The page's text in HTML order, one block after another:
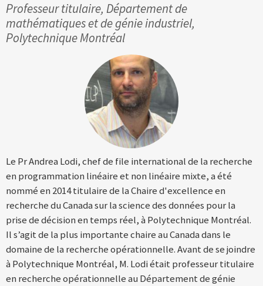
Professeur titulaire, Département de
mathématiques et de génie industriel,
Polytechnique Montréal
Le Pr Andrea Lodi, chef de file international de la recherche
en programmation linéaire et non linéaire mixte, a été
nommé en 2014 titulaire de la Chaire d'excellence en
recherche du Canada sur la science des données pour la
prise de décision en temps réel, à Polytechnique Montréal.
Il s’agit de la plus importante chaire au Canada dans le
domaine de la recherche opérationnelle. Avant de se joindre
à Polytechnique Montréal, M. Lodi était professeur titulaire
en recherche opérationnelle au Département de génie